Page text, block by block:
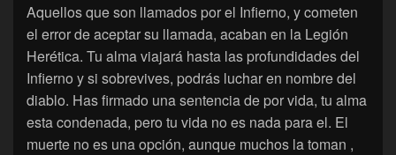
Aquellos que son llamados por el Infierno, y cometen
el error de aceptar su llamada, acaban en la Legión
Herética. Tu alma viajará hasta las profundidades del
Infierno y si sobrevives, podrás luchar en nombre del
diablo. Has firmado una sentencia de por vida, tu alma
esta condenada, pero tu vida no es nada para el. El
muerte no es una opción, aunque muchos la toman ,